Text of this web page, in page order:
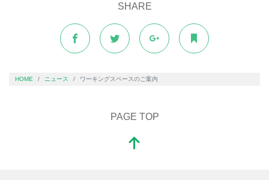
SHARE
HOME ニュース ワーキングスペースのご案内
PAGE TOP